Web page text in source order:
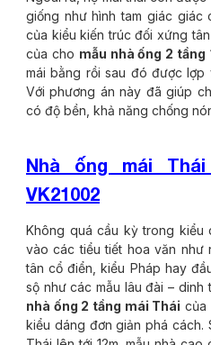
giống như hình tam giác giác
của kiểu kiến trúc đối xứng
của cho mẫu nhà ống 2 tầng
mái bằng rồi sau đó được
Với phương án này đã giúp
có độ bền, khả năng chống
Nhà ống mái
VK21002
Không quá cầu kỳ trong kiểu
vào các tiểu tiết hoa văn như
tân cổ điển, kiểu Pháp hay
sộ như các mẫu lâu đài – dinh
nhà ống 2 tầng mái Thái của
kiểu dáng đơn giản phá cách.